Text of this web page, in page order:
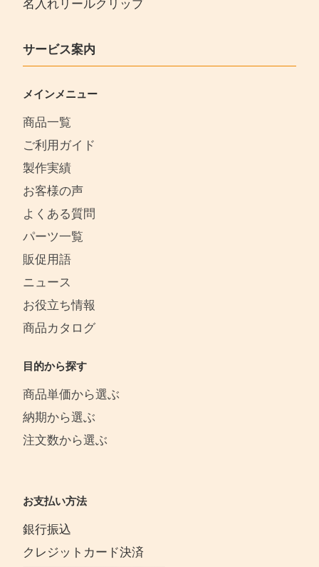
サービス案内
メインメニュー
商品一覧
ご利用ガイド
製作実績
お客様の声
よくある質問
パーツ一覧
販促用語
ニュース
お役立ち情報
商品カタログ
目的から探す
商品単価から選ぶ
納期から選ぶ
注文数から選ぶ
お支払い方法
銀行振込
クレジットカード決済